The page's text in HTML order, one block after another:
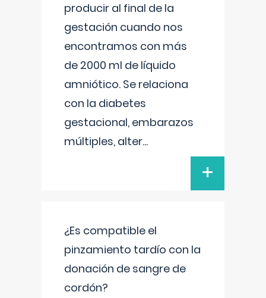
producir al final de la
gestación cuando nos
encontramos con más
de 2000 ml de líquido
amniótico. Se relaciona
con la diabetes
gestacional, embarazos
múltiples, alter...
+
¿Es compatible el
pinzamiento tardío con la
donación de sangre de
cordón?